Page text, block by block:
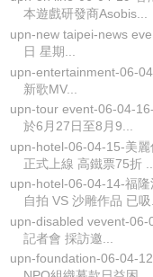
本遊戲研發商Asobis...
upn-new taipei-news
日 星期...
upn-entertainment-06-
新歌MV...
upn-tour event-06-04-
於6月27日至8月9...
upn-hotel-06-04-15-美
正式上線 高鐵票75折 ...
upn-hotel-06-04-14-福
自拍 VS 沙雕作品 已
upn-disabled vevent-06-
記者會 採訪邀...
upn-foundation-06-04-